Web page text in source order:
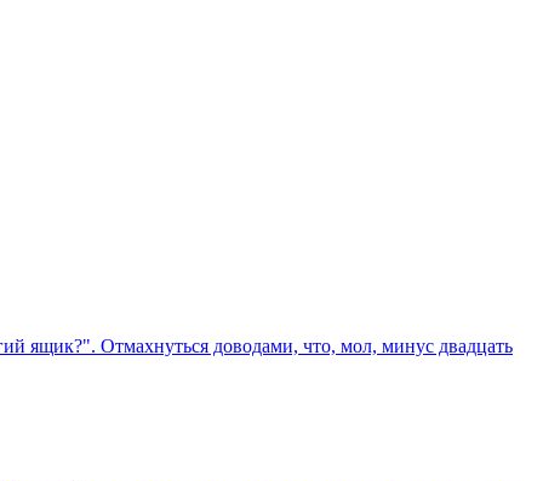
ящик?". Отмахнуться доводами, что, мол, минус двадцать